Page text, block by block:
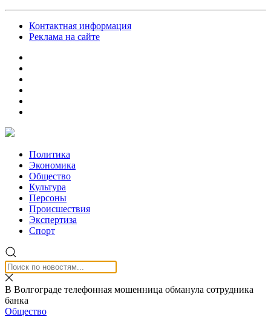
Контактная информация
Реклама на сайте
Политика
Экономика
Общество
Культура
Персоны
Происшествия
Экспертиза
Спорт
В Волгограде телефонная мошенница обманула сотрудника
банка
Общество